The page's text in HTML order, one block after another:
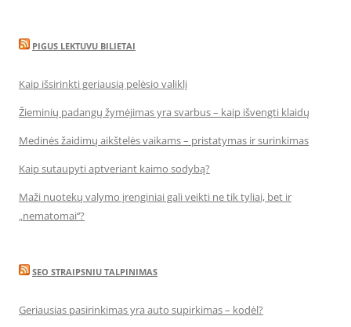
PIGUS LEKTUVU BILIETAI
Kaip išsirinkti geriausią pelėsio valiklį
Žieminių padangų žymėjimas yra svarbus – kaip išvengti klaidų
Medinės žaidimų aikštelės vaikams – pristatymas ir surinkimas
Kaip sutaupyti aptveriant kaimo sodybą?
Maži nuotekų valymo įrenginiai gali veikti ne tik tyliai, bet ir
„nematomai‘‘?
SEO STRAIPSNIU TALPINIMAS
Geriausias pasirinkimas yra auto supirkimas – kodėl?